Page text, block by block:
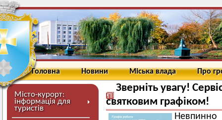
Головна Новини Міська влада Про
Місто-курорт:
інформація для
туристів
Зверніть увагу!
святковим графіком!
Невпинно